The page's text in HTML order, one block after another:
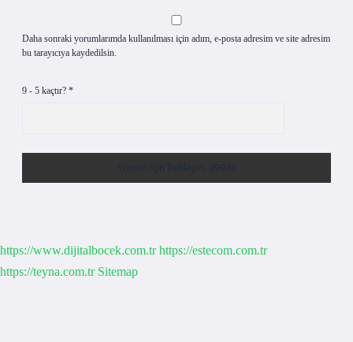
Daha sonraki yorumlarımda kullanılması için adım, e-posta adresim ve site adresim
bu tarayıcıya kaydedilsin.
9 - 5 kaçtır? *
https://www.dijitalbocek.com.tr https://estecom.com.tr
https://teyna.com.tr Sitemap